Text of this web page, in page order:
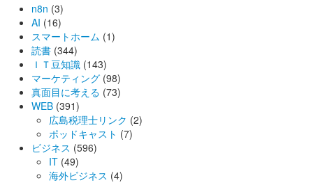
n8n (3)
AI (16)
スマートホーム (1)
読書 (344)
ＩＴ豆知識 (143)
マーケティング (98)
真面目に考える (73)
WEB (391)
広島税理士リンク (2)
ポッドキャスト (7)
ビジネス (596)
IT (49)
海外ビジネス (4)